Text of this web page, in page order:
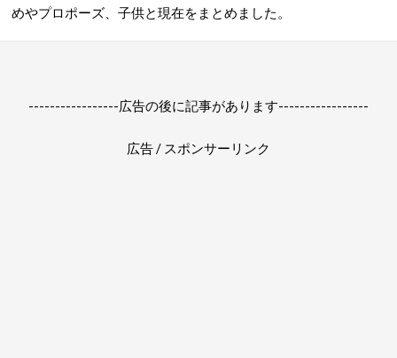
めやプロポーズ、子供と現在をまとめました。
-----------------広告の後に記事があります-----------------
広告 / スポンサーリンク